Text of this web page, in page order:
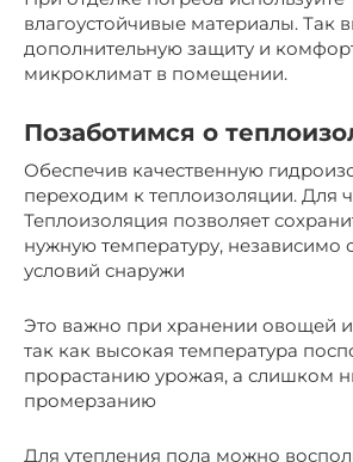
влагоустойчивые материалы. Так
дополнительную защиту и
микроклимат в помещении.
Позаботимся о
Обеспечив качественную
переходим к теплоизоляции. Для
Теплоизоляция позволяет
нужную температуру, независимо
условий снаружи
Это важно при хранении овощей
так как высокая температура
прорастанию урожая, а слишком
промерзанию
Для утепления пола можно